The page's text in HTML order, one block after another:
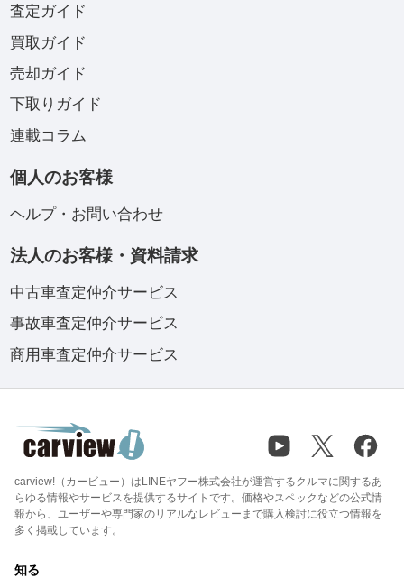
査定ガイド
買取ガイド
売却ガイド
下取りガイド
連載コラム
個人のお客様
ヘルプ・お問い合わせ
法人のお客様・資料請求
中古車査定仲介サービス
事故車査定仲介サービス
商用車査定仲介サービス
carview!（カービュー）はLINEヤフー株式会社が運営するクルマに関するあ
らゆる情報やサービスを提供するサイトです。価格やスペックなどの公式情
報から、ユーザーや専門家のリアルなレビューまで購入検討に役立つ情報を
多く掲載しています。
知る